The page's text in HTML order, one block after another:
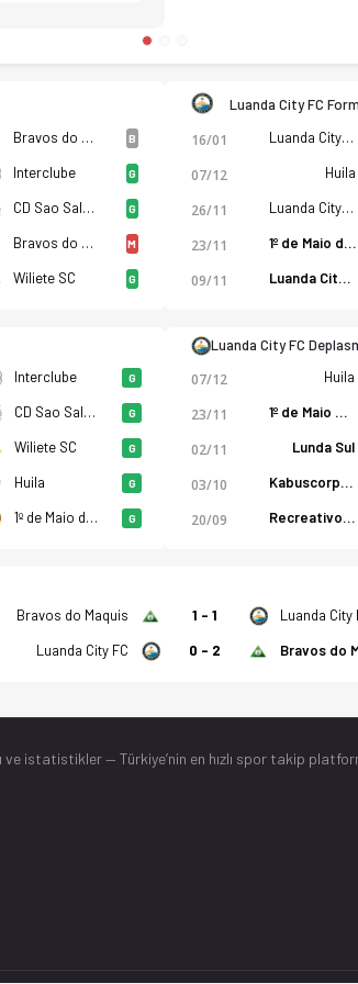
Bravos do Maquis B
Interclube G
CD Sao Salvador G
Bravos do Maquis M
Wiliete SC G
Luanda City FC
16/01 Luanda City FC
07/12 Huila
26/11 Luanda City FC
23/11 1º de Maio de Benguela
09/11 Luanda City FC
Interclube G
CD Sao Salvador G
Wiliete SC G
Huila G
1º de Maio de Benguela G
Luanda City FC
07/12 Huila
23/11 1º de Maio de Benguela
02/11 Lunda Sul
03/10 Kabuscorp SCP
20/09 Recreativo Do Libolo
Bravos do Maquis 1 - 1 Luanda City
Luanda City FC 0 - 2 Bravos do
istatistikler — Türkiye’nin en hızlı spor takip